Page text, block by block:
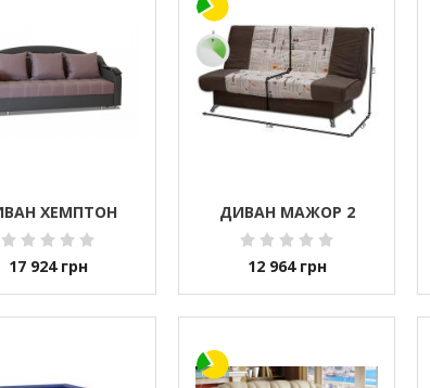
ХЕМПТОН
17 924 грн
ДИВАН МАЖОР 2
12 964 грн